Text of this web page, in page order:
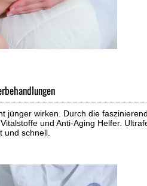
jünger wirken. Durch die
und Anti-Aging Helfer.
und schnell.